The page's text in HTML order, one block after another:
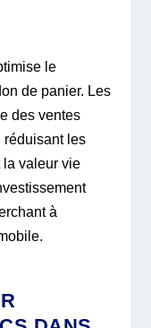
le
de panier. Les
des ventes
réduisant les
la valeur vie
à